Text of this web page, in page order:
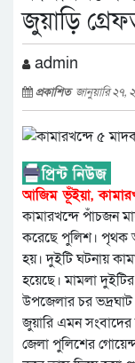
জুয়াড়ি
admin
প্রকাশিত জানুয়ারি ২৭,
আজিম ভূঁইয়া,
কামারখন্দে পাঁচজন
করেছে পুলিশ। পৃথক
হয়। দুইটি ঘটনায়
হয়েছে। মামলা
উপজেলার চর
জুয়ারি এমন সংবাদের
জেলা পুলিশের